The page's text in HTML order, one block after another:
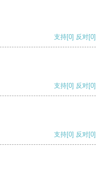
支持[0] 反对[0]
支持[0] 反对[0]
支持[0] 反对[0]